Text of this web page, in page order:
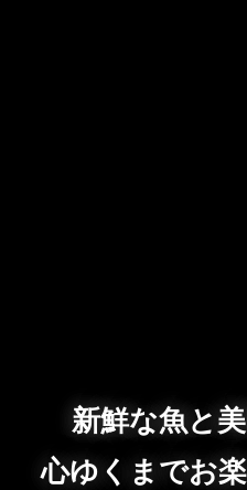
新鮮な魚と
心ゆくまでお